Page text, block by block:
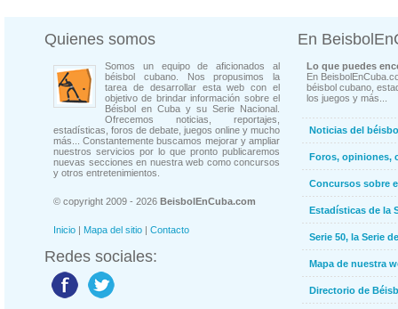
Quienes somos
Somos un equipo de aficionados al
béisbol cubano. Nos propusimos la
tarea de desarrollar esta web con el
objetivo de brindar información sobre el
Béisbol en Cuba y su Serie Nacional.
Ofrecemos noticias, reportajes,
estadísticas, foros de debate, juegos online y mucho
más... Constantemente buscamos mejorar y ampliar
nuestros servicios por lo que pronto publicaremos
nuevas secciones en nuestra web como concursos
y otros entretenimientos.
© copyright 2009 - 2026 BeisbolEnCuba.com
Inicio | Mapa del sitio | Contacto
Redes sociales:
En
Lo que puedes
En
béisbol cubano,
los juegos y más...
Noticias del
Foros, opiniones,
Concursos sobre
Estadísticas de la
Serie 50, la Serie
Mapa de nuestra
Directorio de